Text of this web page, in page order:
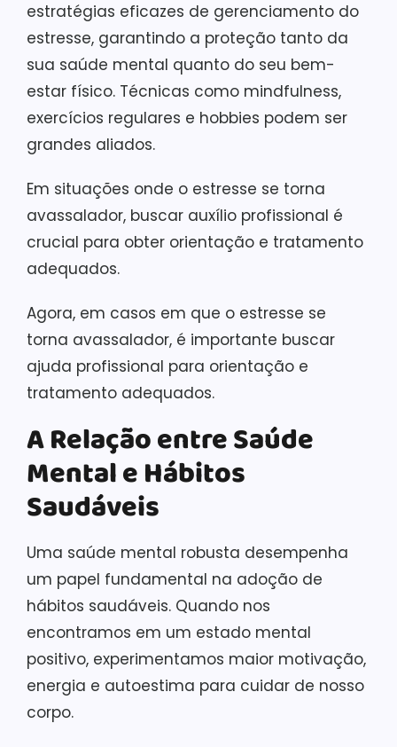
estratégias eficazes de gerenciamento do
estresse, garantindo a proteção tanto da
sua saúde mental quanto do seu bem-
estar físico. Técnicas como mindfulness,
exercícios regulares e hobbies podem ser
grandes aliados.
Em situações onde o estresse se torna
avassalador, buscar auxílio profissional é
crucial para obter orientação e tratamento
adequados.
Agora, em casos em que o estresse se
torna avassalador, é importante buscar
ajuda profissional para orientação e
tratamento adequados.
A Relação entre Saúde
Mental e Hábitos
Saudáveis
Uma saúde mental robusta desempenha
um papel fundamental na adoção de
hábitos saudáveis. Quando nos
encontramos em um estado mental
positivo, experimentamos maior motivação,
energia e autoestima para cuidar de nosso
corpo.